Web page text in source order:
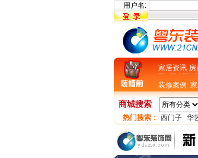
用户名:
家居资讯 房
装修案例
商城搜索
热门搜索： 西门子 华